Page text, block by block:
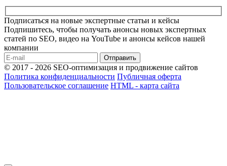
Подписаться на новые экспертные статьи и кейсы
Подпишитесь, чтобы получать анонсы новых экспертных
статей по SEO, видео на YouTube и анонсы кейсов нашей
компании
Отправить
© 2017 - 2026 SEO-оптимизация и продвижение сайтов
Политика конфиденциальности Публичная оферта
Пользовательское соглашение HTML - карта сайта